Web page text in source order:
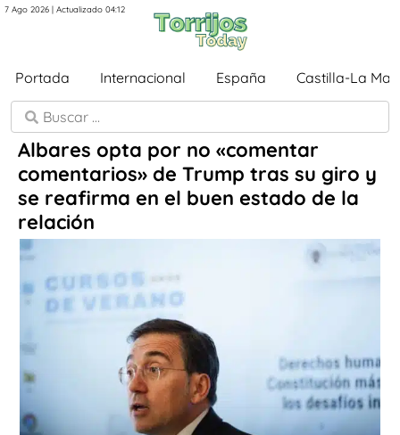
7 Ago 2026 | Actualizado 04:12
Portada Internacional España Castilla-La
Albares opta por no «comentar
comentarios» de Trump tras su giro y
se reafirma en el buen estado de la
relación